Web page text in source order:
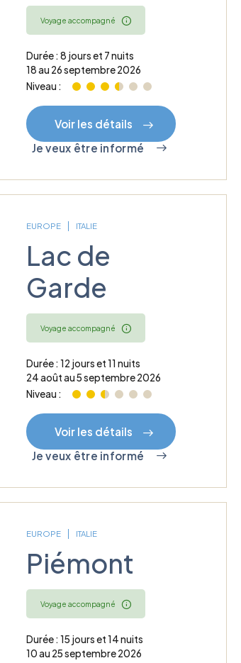
Voyage accompagné
Durée : 8 jours et 7 nuits
18 au 26 septembre 2026
Niveau :
Voir les détails
Je veux être informé
EUROPE ITALIE
Lac de
Garde
Voyage accompagné
Durée : 12 jours et 11 nuits
24 août au 5 septembre 2026
Niveau :
Voir les détails
Je veux être informé
EUROPE ITALIE
Piémont
Voyage accompagné
Durée : 15 jours et 14 nuits
10 au 25 septembre 2026